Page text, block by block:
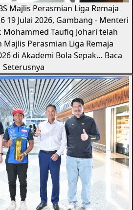
Majlis Perasmian Liga Remaja
19 Julai 2026, Gambang - Menteri
Mohammed Taufiq Johari telah
Perasmian Liga Remaja
di Akademi Bola Sepak… Baca
Seterusnya